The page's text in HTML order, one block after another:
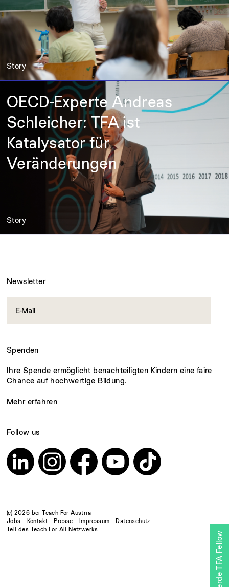
Story
OECD-Experte Andreas
Schleicher: TFA ist
Katalysator für
Veränderungen
Story
Werde TFA Fellow
Newsletter
Spenden
Ihre Spende ermöglicht benachteiligten Kindern eine faire
Chance auf hochwertige Bildung.
Mehr erfahren
Follow us
(c) 2026 bei Teach For Austria
Jobs
Kontakt Presse Impressum
Datenschutz
Teil des Teach For All Netzwerks